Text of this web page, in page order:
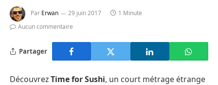
Par Erwan 29 juin 2017
1 Minute
Aucun commentaire
Partager
DécouvrezTime for Sushi, un court métrage étrange